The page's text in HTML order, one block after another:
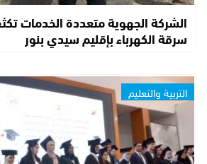
الشركة الجهوية متعددة الخدمات
سرقة الكهرباء بإقليم سيدي بنور
التربية والتعليم